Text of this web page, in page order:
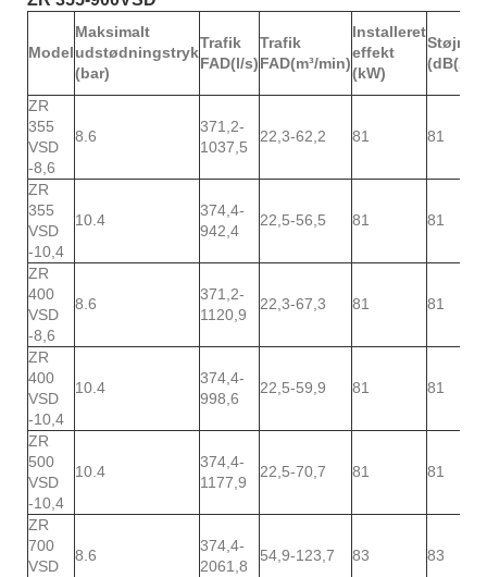
Model
Maksimalt
udstødningstryk
(bar)
Trafik
FAD(l/s)
Trafik
FAD(m³/min)
Installeret
effekt
(kW)
(dB(A))
ZR
355
VSD
-8,6
8.6
371,2-
1037,5
22,3-62,2 81 81
ZR
355
VSD
-10,4
10.4
374,4-
942,4
22,5-56,5 81 81
ZR
400
VSD
-8,6
8.6
371,2-
1120,9
22,3-67,3 81 81
ZR
400
VSD
-10,4
10.4
374,4-
998,6
22,5-59,9 81 81
ZR
500
VSD
-10,4
10.4
374,4-
1177,9
22,5-70,7 81 81
ZR
700
VSD
8.6
374,4-
2061,8
54,9-123,7 83 83